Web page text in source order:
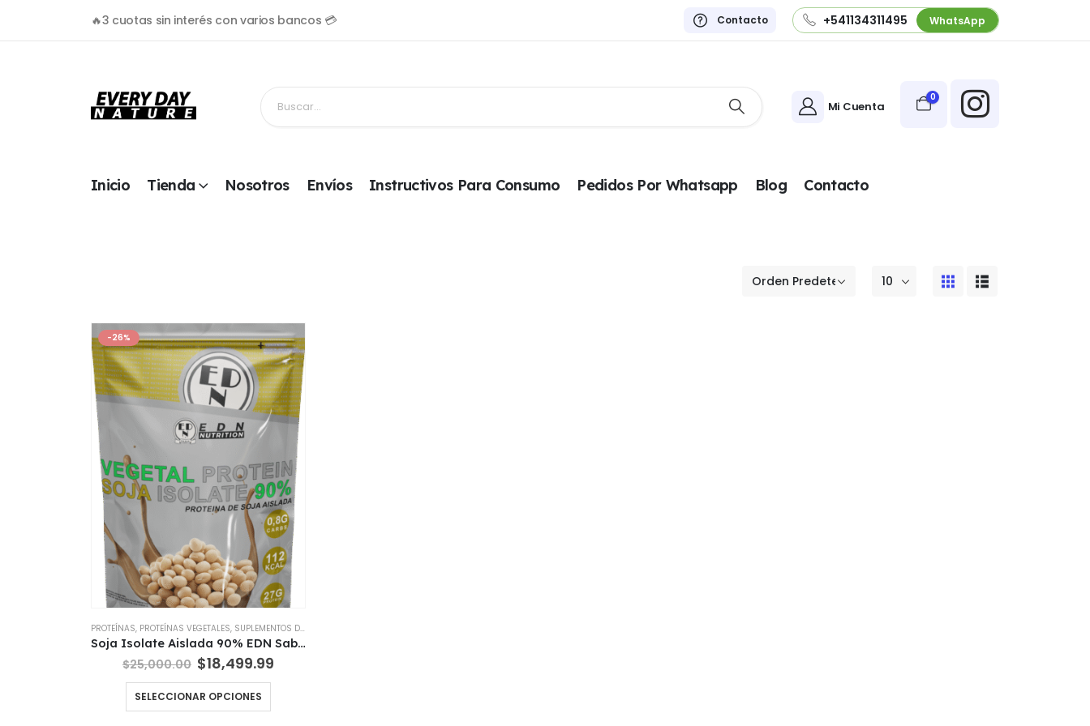
🔥3 cuotas sin interés con varios bancos 💳 Contacto +541134311495 WhatsApp
Mi Cuenta
0
Inicio Tienda Nosotros Envíos Instructivos Para Consumo Pedidos Por Whatsapp Blog Contacto
-26%
PROTEÍNAS, PROTEÍNAS VEGETALES, SUPLEMENTOS DIETARIOS
Soja Isolate Aislada 90% EDN Sabores
$25,000.00 El
precio
original
era:
$18,499.99
SELECCIONAR OPCIONES
producto